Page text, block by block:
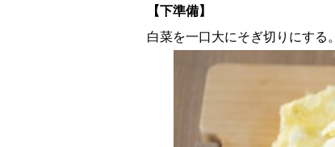
【下準備】
白菜を一口大にそぎ切りにする。